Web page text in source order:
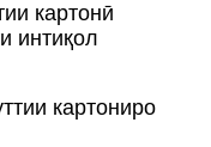
картонӣ
интиқол
картониро